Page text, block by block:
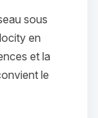
sous
en
et la
le
petit
dont
mes